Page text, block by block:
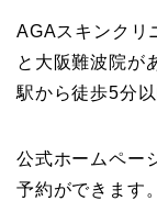
AGAスキンクリ
と大阪難波院が
駅から徒歩5分
公式ホームペー
予約ができます。